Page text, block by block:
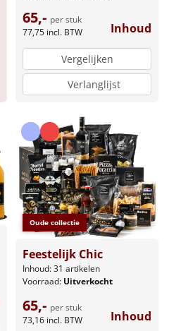
65,- per stuk
77,75 incl. BTW Inhoud
Vergelijken
Verlanglijst
Oude collectie
Feestelijk Chic
Inhoud: 31 artikelen
Voorraad: Uitverkocht
65,- per stuk
73,16 incl. BTW Inhoud